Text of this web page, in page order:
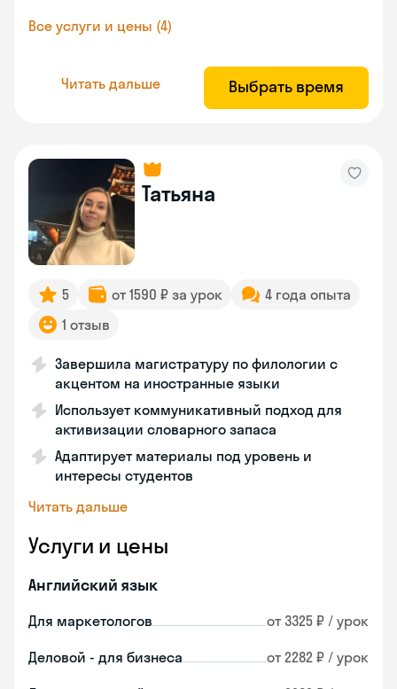
Все услуги и цены (4)
Читать дальше Выбрать время
Татьяна
5 от 1590 ₽ за урок
4 года опыта
1 отзыв
Завершила магистратуру по филологии с
акцентом на иностранные языки
Использует коммуникативный подход для
активизации словарного запаса
Адаптирует материалы под уровень и
интересы студентов
Читать дальше
Услуги и цены
Английский язык
Для маркетологов от 3325 ₽ / урок
Деловой - для бизнеса от 2282 ₽ / урок